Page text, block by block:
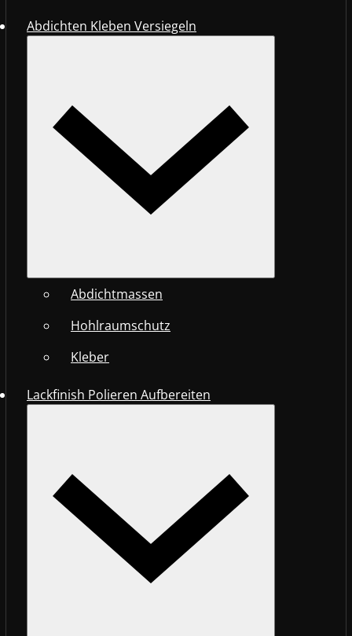
Abdichten Kleben Versiegeln
Abdichtmassen
Hohlraumschutz
Kleber
Lackfinish Polieren Aufbereiten